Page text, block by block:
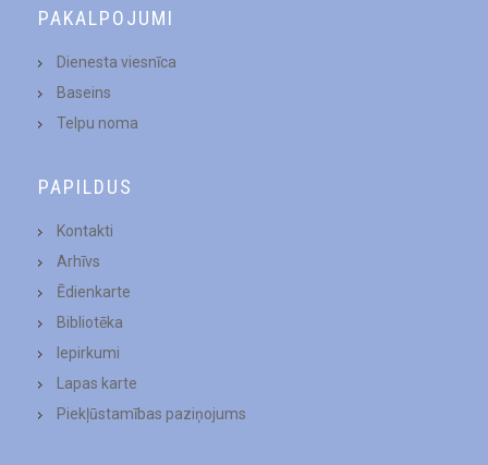
PAKALPOJUMI
Dienesta viesnīca
Baseins
Telpu noma
PAPILDUS
Kontakti
Arhīvs
Ēdienkarte
Bibliotēka
Iepirkumi
Lapas karte
Piekļūstamības paziņojums